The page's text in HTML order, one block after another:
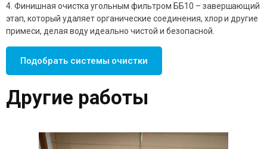
4. Финишная очистка угольным фильтром ББ10 – завершающий
этап, который удаляет органические соединения, хлор и другие
примеси, делая воду идеально чистой и безопасной.
Подобрать системы очистки
Другие работы